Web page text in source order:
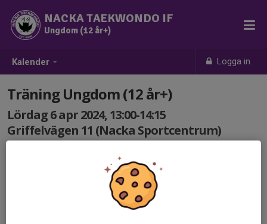
Kalender Logga in
NACKA TAEKWONDO IF
Ungdom (12 år+)
Träning Ungdom (12 år+)
Lördag 6 apr 2024, 13:00-14:15
Griffelvägen 11 (Nacka Sportcentrum)